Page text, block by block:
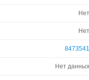
Нет
Нет
8473541
Нет данных